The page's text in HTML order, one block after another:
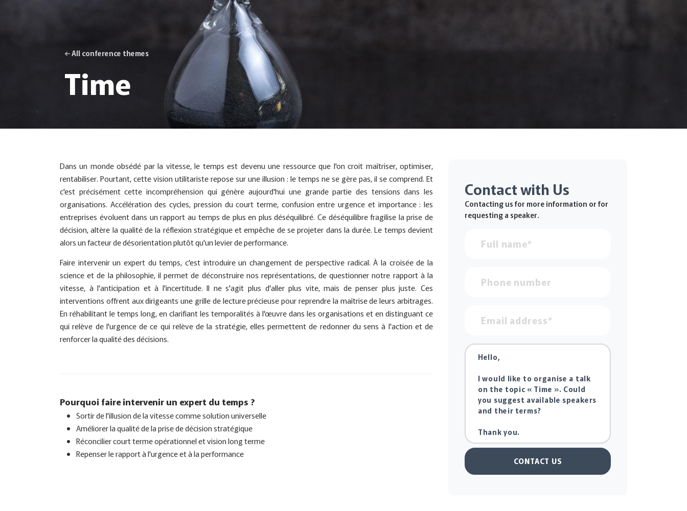
← All conference themes
Time
Dans un monde obsédé par la vitesse, le temps est devenu une ressource que l'on croit maîtriser, optimiser,
rentabiliser. Pourtant, cette vision utilitariste repose sur une illusion : le temps ne se gère pas, il se comprend. Et
c'est précisément cette incompréhension qui génère aujourd'hui une grande partie des tensions dans les
organisations. Accélération des cycles, pression du court terme, confusion entre urgence et importance : les
entreprises évoluent dans un rapport au temps de plus en plus déséquilibré. Ce déséquilibre fragilise la prise de
décision, altère la qualité de la réflexion stratégique et empêche de se projeter dans la durée. Le temps devient
alors un facteur de désorientation plutôt qu'un levier de performance.
Faire intervenir un expert du temps, c'est introduire un changement de perspective radical. À la croisée de la
science et de la philosophie, il permet de déconstruire nos représentations, de questionner notre rapport à la
vitesse, à l'anticipation et à l'incertitude. Il ne s'agit plus d'aller plus vite, mais de penser plus juste. Ces
interventions offrent aux dirigeants une grille de lecture précieuse pour reprendre la maîtrise de leurs arbitrages.
En réhabilitant le temps long, en clarifiant les temporalités à l'œuvre dans les organisations et en distinguant ce
qui relève de l'urgence de ce qui relève de la stratégie, elles permettent de redonner du sens à l'action et de
renforcer la qualité des décisions.
Pourquoi faire intervenir un expert du temps ?
Sortir de l'illusion de la vitesse comme solution universelle
Améliorer la qualité de la prise de décision stratégique
Réconcilier court terme opérationnel et vision long terme
Repenser le rapport à l'urgence et à la performance
Contact with Us
Contacting us for more information or for
requesting a speaker.
CONTACT US